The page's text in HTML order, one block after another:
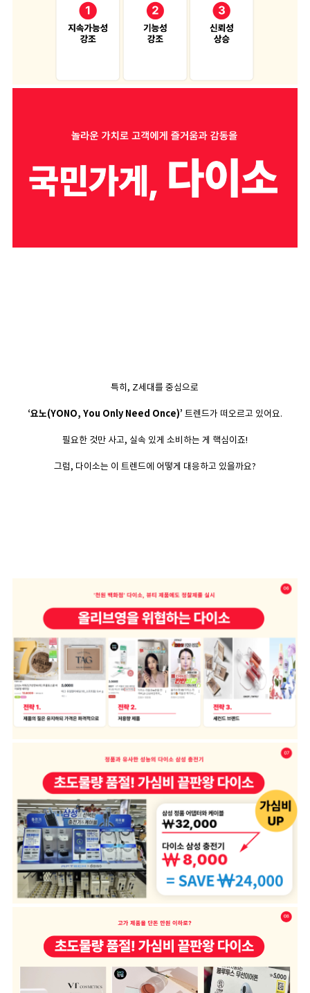
특히, Z세대를 중심으로
‘요노(YONO, You Only Need Once)’ 트렌드가 떠오르고 있어요.
필요한 것만 사고, 실속 있게 소비하는 게 핵심이죠!
그럼, 다이소는 이 트렌드에 어떻게 대응하고 있을까요?